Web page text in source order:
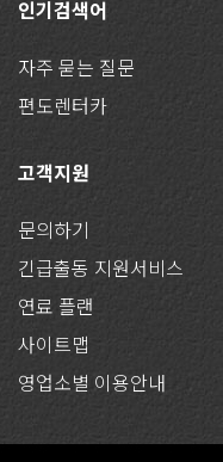
인기검색어
자주 묻는 질문
편도렌터카
고객지원
문의하기
긴급출동 지원서비스
연료 플랜
사이트맵
영업소별 이용안내